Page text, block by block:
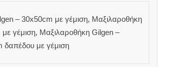
– 30x50cm με γέμιση, Μαξιλαροθήκη
γέμιση, Μαξιλαροθήκη Gilgen –
με γέμιση